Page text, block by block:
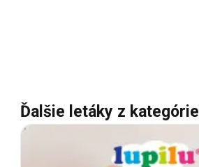
Ďalšie letáky z kategórie